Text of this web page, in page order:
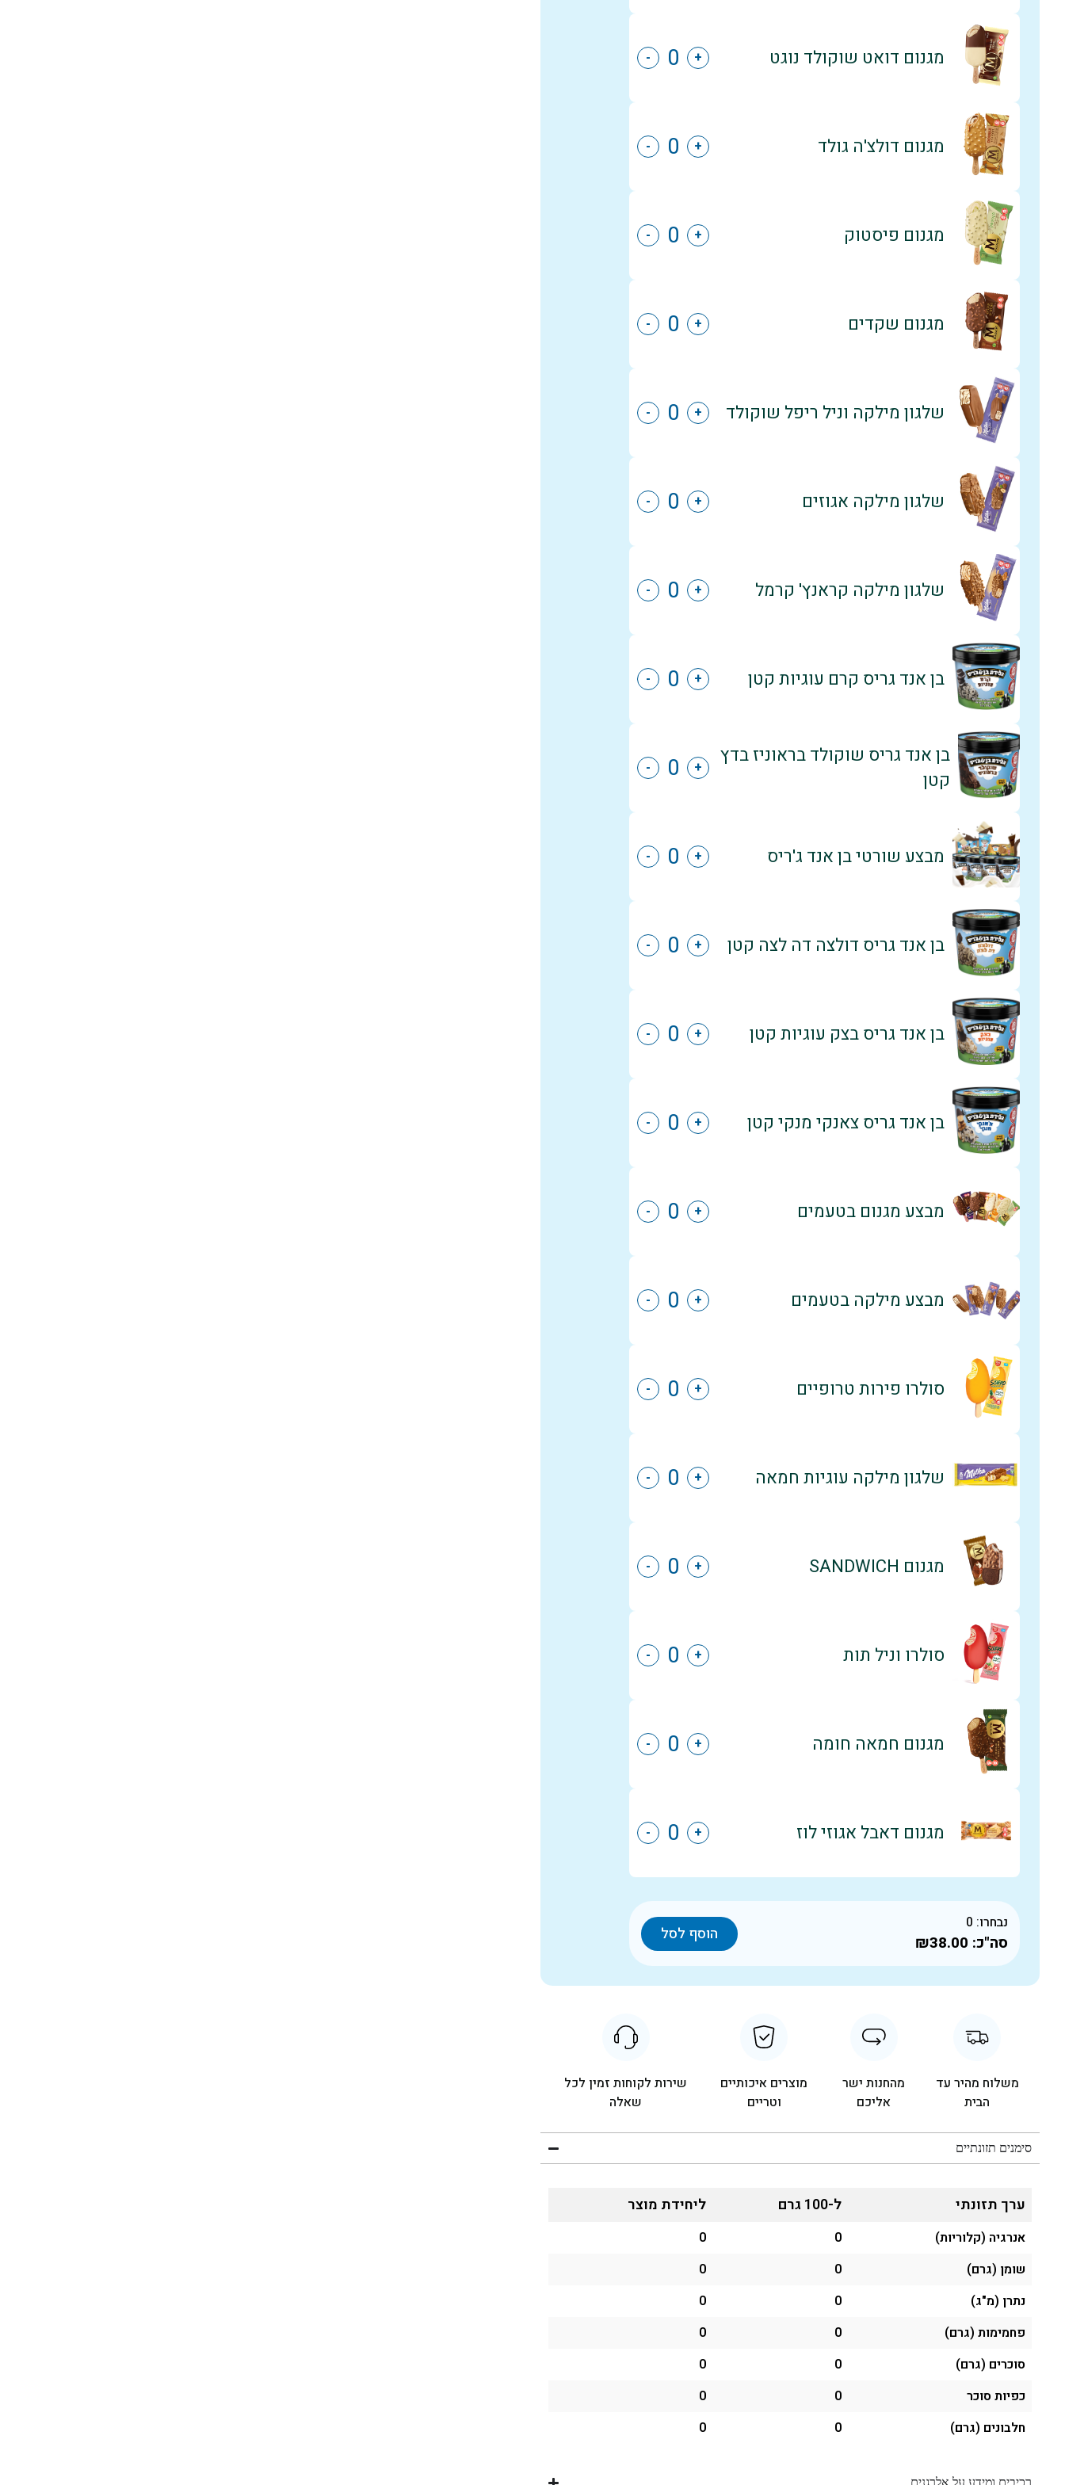
מגנום דואט שוקולד נוגט +
-
מגנום דולצ'ה גולד +
-
מגנום פיסטוק +
-
מגנום שקדים +
-
שלגון מילקה וניל ריפל שוקולד +
-
שלגון מילקה אגוזים +
-
שלגון מילקה קראנץ' קרמל +
-
בן אנד גריס קרם עוגיות קטן +
-
בן אנד גריס שוקולד בראוניז בדץ
קטן
+
-
מבצע שורטי בן אנד ג'ריס +
-
בן אנד גריס דולצה דה לצה קטן +
-
בן אנד גריס בצק עוגיות קטן +
-
בן אנד גריס צאנקי מנקי קטן +
-
מבצע מגנום בטעמים +
-
מבצע מילקה בטעמים +
-
סולרו פירות טרופיים +
-
שלגון מילקה עוגיות חמאה +
-
מגנום SANDWICH +
-
סולרו וניל תות +
-
מגנום חמאה חומה +
-
מגנום דאבל אגוזי לוז +
-
נבחרו: 0
סה"כ: ₪38.00 הוסף לסל
משלוח מהיר עד
הבית
מהחנות ישר
אליכם
מוצרים איכותיים
וטריים
שירות לקוחות זמין לכל
שאלה
סימנים תזונתיים
ערך תזונתי ל-100 גרם ליחידת מוצר
אנרגיה (קלוריות) 0
0
שומן (גרם)
0
0
נתרן (מ"ג)
0
0
פחמימות (גרם)
0
0
סוכרים (גרם)
0
0
כפיות סוכר
0
0
חלבונים (גרם)
0
0
רכיבים ומידע על אלרגנים